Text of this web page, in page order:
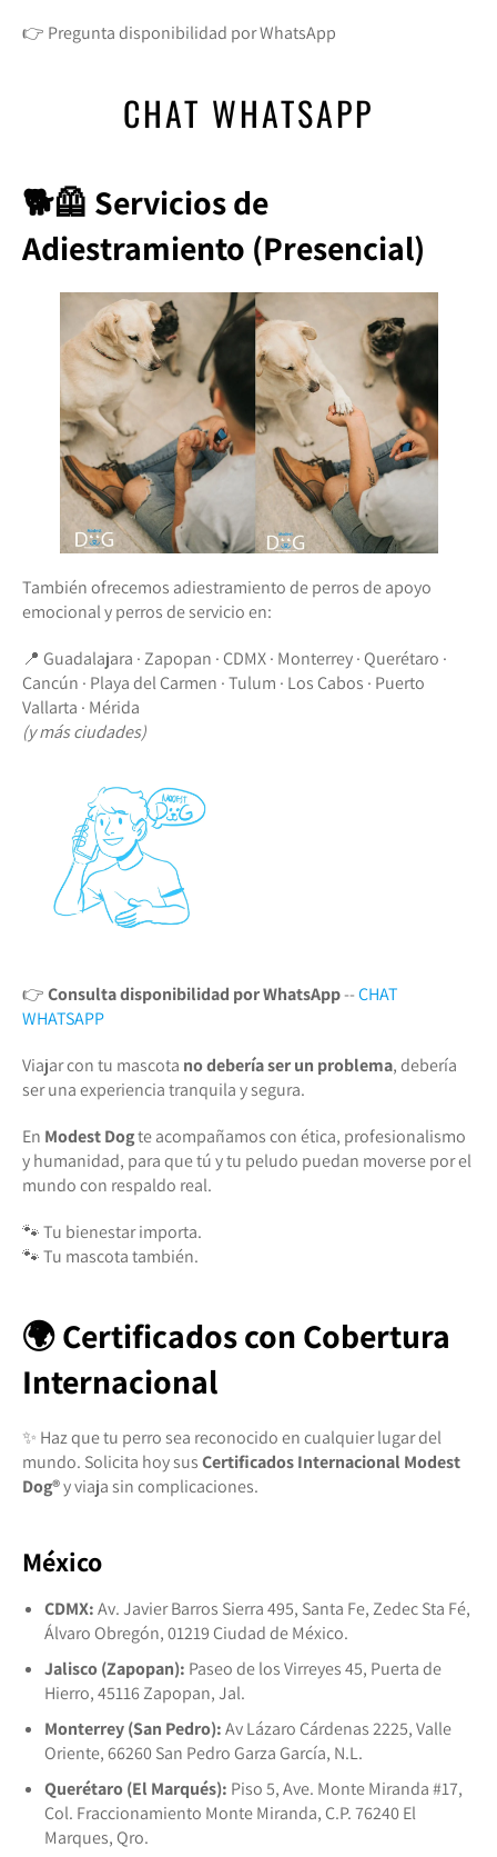
👉 Pregunta disponibilidad por WhatsApp
CHAT WHATSAPP
🐕🦺 Servicios de
Adiestramiento (Presencial)
También ofrecemos adiestramiento de perros de apoyo
emocional y perros de servicio en:
📍 Guadalajara · Zapopan · CDMX · Monterrey · Querétaro ·
Cancún · Playa del Carmen · Tulum · Los Cabos · Puerto
Vallarta · Mérida
(y más ciudades)
👉Consulta disponibilidad por WhatsApp--CHAT
WHATSAPP
Viajar con tu mascota no debería ser un problema, debería
ser una experiencia tranquila y segura.
En Modest Dogte acompañamos con ética, profesionalismo
y humanidad, para que tú y tu peludo puedan moverse por el
mundo con respaldo real.
🐾 Tu bienestar importa.
🐾 Tu mascota también.
🌍 Certificados con Cobertura
Internacional
✨ Haz que tu perro sea reconocido en cualquier lugar del
mundo. Solicita hoy susCertificados Internacional Modest
Dog®️y viaja sin complicaciones.
México
CDMX:Av. Javier Barros Sierra 495, Santa Fe, Zedec Sta Fé,
Álvaro Obregón, 01219 Ciudad de México.
Jalisco (Zapopan): Paseo de los Virreyes 45, Puerta de
Hierro, 45116 Zapopan, Jal.
Monterrey (San Pedro):Av Lázaro Cárdenas 2225, Valle
Oriente, 66260 San Pedro Garza García, N.L.
Querétaro (El Marqués): Piso 5, Ave. Monte Miranda #17,
Col. Fraccionamiento Monte Miranda, C.P. 76240 El
Marques, Qro.